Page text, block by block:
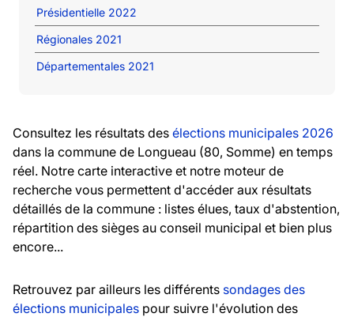
Présidentielle 2022
Régionales 2021
Départementales 2021
Consultez les résultats des élections municipales 2026
dans la commune de Longueau (80, Somme) en temps
réel. Notre carte interactive et notre moteur de
recherche vous permettent d'accéder aux résultats
détaillés de la commune : listes élues, taux d'abstention,
répartition des sièges au conseil municipal et bien plus
encore...
Retrouvez par ailleurs les différents sondages des
élections municipales pour suivre l'évolution des